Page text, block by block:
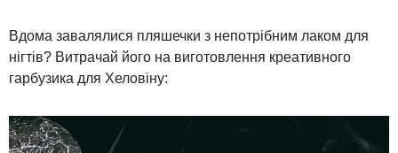
Вдома завалялися пляшечки з непотрібним лаком для
нігтів? Витрачай його на виготовлення креативного
гарбузика для Хеловіну: